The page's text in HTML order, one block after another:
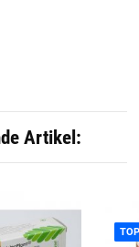
Artikel: